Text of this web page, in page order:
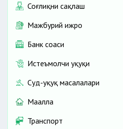
Соғлиқни сақлаш
Мажбурий ижро
Банк соҳаси
Истеъмолчи ҳуқуқи
Суд-ҳуқуқ масалалари
Маҳалла
Транспорт